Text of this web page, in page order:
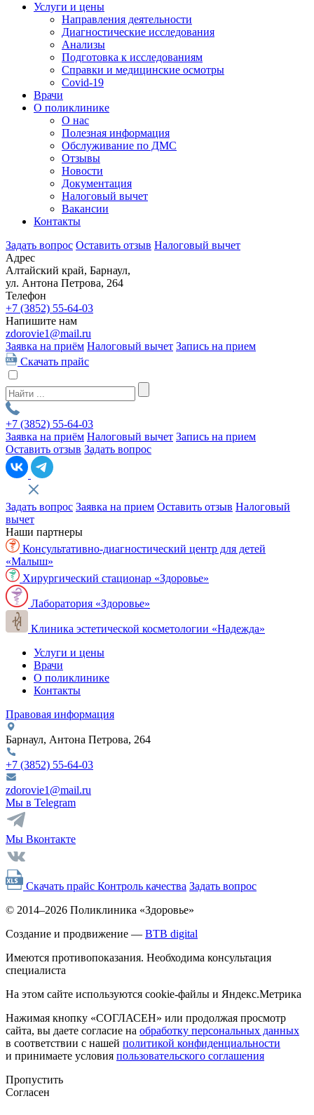
Услуги и цены
Направления деятельности
Диагностические исследования
Анализы
Подготовка к исследованиям
Справки и медицинские осмотры
Covid-19
Врачи
О поликлинике
О нас
Полезная информация
Обслуживание по ДМС
Отзывы
Новости
Документация
Налоговый вычет
Вакансии
Контакты
Задать вопрос Оставить отзыв Налоговый вычет
Адрес
Алтайский край, Барнаул,
ул. Антона Петрова, 264
Телефон
+7 (3852) 55-64-03
Напишите нам
zdorovie1@mail.ru
Заявка на приём Налоговый вычет Запись на прием
Скачать прайс
+7 (3852) 55-64-03
Заявка на приём Налоговый вычет Запись на прием
Оставить отзыв Задать вопрос
Задать вопрос Заявка на прием Оставить отзыв Налоговый
вычет
Наши партнеры
Консультативно-диагностический центр для детей
«Малыш»
Хирургический стационар «Здоровье»
Лаборатория «Здоровье»
Клиника эстетической косметологии «Надежда»
Услуги и цены
Врачи
О поликлинике
Контакты
Правовая информация
Барнаул, Антона Петрова, 264
+7 (3852) 55-64-03
zdorovie1@mail.ru
Мы в Telegram
Мы Вконтакте
Скачать прайс Контроль качества Задать вопрос
© 2014–2026 Поликлиника «Здоровье»
Создание и продвижение — BTB digital
Имеются противопоказания. Необходима консультация
специалиста
На этом сайте используются cookie-файлы и Яндекс.Метрика
Нажимая кнопку «СОГЛАСЕН» или продолжая просмотр
сайта, вы даете согласие на обработку персональных данных
в соответствии с нашей политикой конфиденциальности
и принимаете условия пользовательского соглашения
Пропустить
Согласен